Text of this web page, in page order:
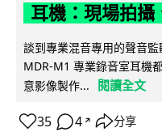
耳機：現場拍攝
談到專業混音專用的聲音
MDR-M1 專業錄音室耳機
意影像製作...
閱讀全文
35 4 ↗ 分享